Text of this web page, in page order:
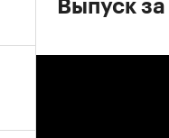
Выпуск